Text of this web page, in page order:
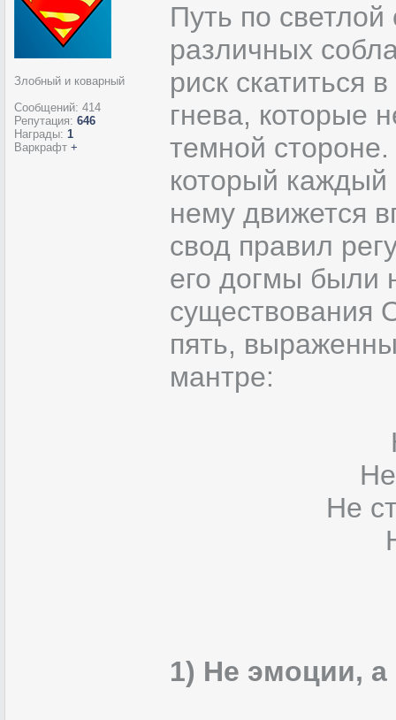
Злобный и коварный
Сообщений: 414
Репутация: 646
Награды: 1
Варкрафт +
Путь по светлой
различных
риск скатиться
гнева, которые
темной
который каждый
нему движется
свод правил
его догмы были
существования
пять,
мантре:
Не
1) Не эмоции, а